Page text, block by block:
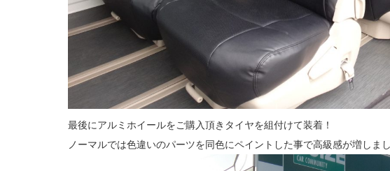
最後にアルミホイールをご購入頂きタイヤを組付けて装着！
ノーマルでは色違いのパーツを同色にペイントした事で高級感が増しまし